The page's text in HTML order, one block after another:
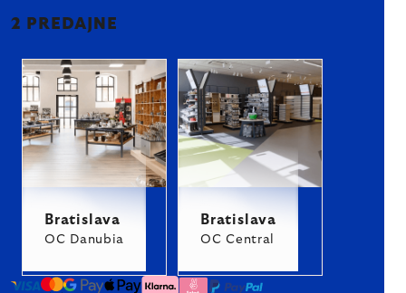
2 PREDAJNE
Bratislava
OC Danubia
Bratislava
OC Central